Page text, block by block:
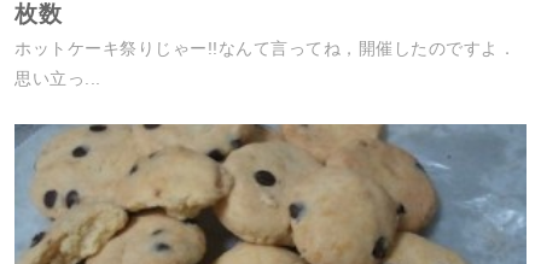
枚数
ホットケーキ祭りじゃー!!なんて言ってね，開催したのですよ．
思い立っ...